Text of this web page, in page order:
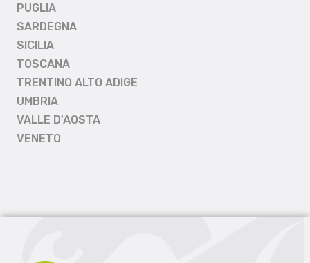
PUGLIA
SARDEGNA
SICILIA
TOSCANA
TRENTINO ALTO ADIGE
UMBRIA
VALLE D'AOSTA
VENETO